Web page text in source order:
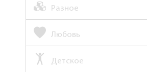
Разное
Любовь
Детское